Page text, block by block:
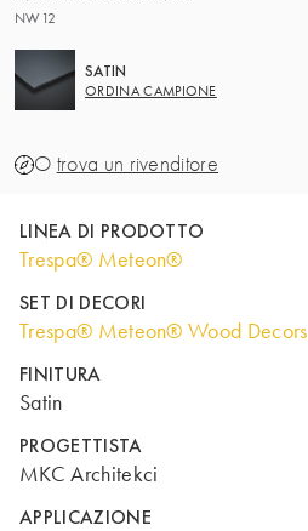
NW12
SATIN
ORDINA CAMPIONE
O trova un rivenditore
LINEA DI PRODOTTO
Trespa® Meteon®
SET DI DECORI
Trespa® Meteon® Wood Decors
FINITURA
Satin
PROGETTISTA
MKC Architekci
APPLICAZIONE